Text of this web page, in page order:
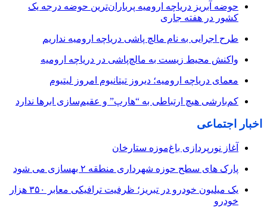
حوضه آبریز دریاچه ارومیه پرباران‌ترین حوضه‌ درجه یک
کشور در هفته جاری
طرح اجرایی به نام مالچ پاشی دریاچه ارومیه نداریم
واکنش محیط زیست به مالچ‌پاشی در دریاچه ارومیه
معمای دریاچه ارومیه؛ دیروز تیتانیوم امروز لیتیوم
کم‌بارشی هیچ ارتباطی به “هارپ” و عقیم‌سازی ابرها ندارد
اخبار اجتماعی
آغاز نورپردازی باغ‌موزه ستارخان
پارک های سطح حوزه شهرداری منطقه ۲ بهسازی می شود
یک میلیون خودرو در تبریز؛ ظرفیت ترافیکی معابر ۳۵۰ هزار
خودرو